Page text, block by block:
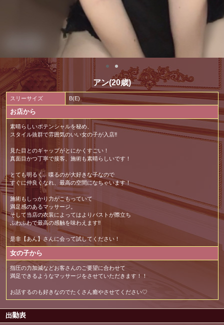
アン(20歳)
スリーサイズ B(E)
お店から
素晴らしいポテンシャルを秘め、
スタイル抜群で雰囲気のいい女の子が入店‼️
見た目とのギャップがとにかくすごい！
真面目かつ丁寧で接客、施術も素晴らしいです！
とても明るく、喋るのが大好きな子なので
すぐに仲良くなれ、最高の空間になちゃいます！
施術もしっかり力がこもっていて
満足感のあるマッサージ。
そして当店の衣装によってはよりバストが際立ち
ふわふわで最高の感触を味わえます‼️
是非【あん】さんに会って試してください！
女の子から
指圧の力加減などお客さんのご要望に合わせて
満足できるようなマッサージをさせていただきます！！
お話するのも好きなのでたくさん癒やさせてください♡
出勤表